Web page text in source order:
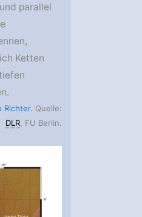
parallel
Ketten
Richter. Quelle:
DLR , FU Berlin.